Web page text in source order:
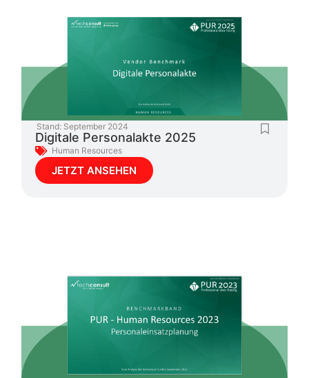
Stand: September 2024
Digitale Personalakte 2025
Human Resources
JETZT ANSEHEN